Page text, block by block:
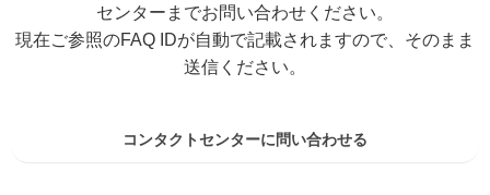
センターまでお問い合わせください。
現在ご参照のFAQ IDが自動で記載されますので、そのまま
送信ください。
コンタクトセンターに問い合わせる